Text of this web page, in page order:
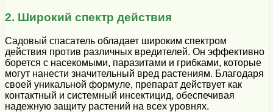
2. Широкий спектр действия
Садовый спасатель обладает широким спектром
действия против различных вредителей. Он эффективно
борется с насекомыми, паразитами и грибками, которые
могут нанести значительный вред растениям. Благодаря
своей уникальной формуле, препарат действует как
контактный и системный инсектицид, обеспечивая
надежную защиту растений на всех уровнях.